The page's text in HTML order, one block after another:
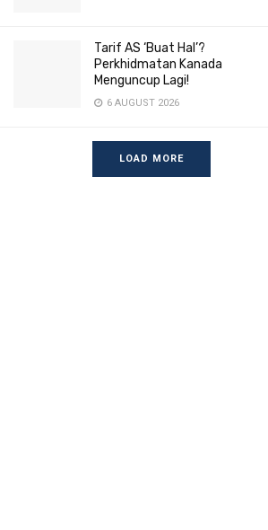
Tarif AS ‘Buat Hal’?
Perkhidmatan Kanada
Menguncup Lagi!
6 AUGUST 2026
LOAD MORE